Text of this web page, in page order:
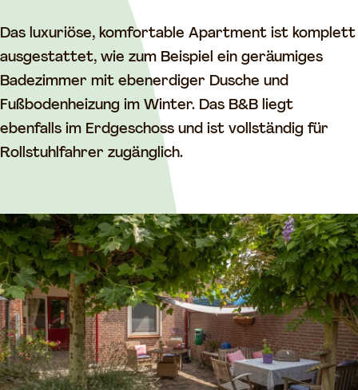
Das luxuriöse, komfortable Apartment ist komplett
ausgestattet, wie zum Beispiel ein geräumiges
Badezimmer mit ebenerdiger Dusche und
Fußbodenheizung im Winter. Das B&B liegt
ebenfalls im Erdgeschoss und ist vollständig für
Rollstuhlfahrer zugänglich.
r
t
e
m
e
n
i
j
d
e
B
o
l
a
r
t
e
m
e
B
i
j
d
e
B
o